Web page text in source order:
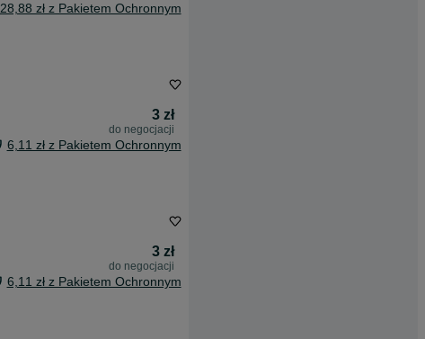
28,88 zł z Pakietem Ochronnym
3 zł
do negocjacji
6,11 zł z Pakietem Ochronnym
3 zł
do negocjacji
6,11 zł z Pakietem Ochronnym